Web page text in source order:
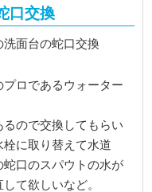
口交換
ロであるウォーター
ので交換してもらい
に取り替えて水道
口のスパウトの水が
て欲しいなど。